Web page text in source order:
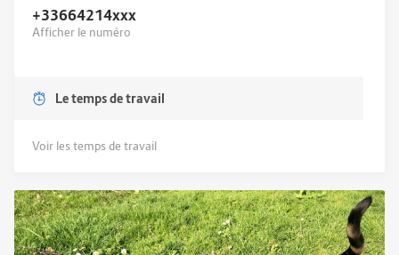
+33664214xxx
Afficher le numéro
Le temps de travail
Voir les temps de travail